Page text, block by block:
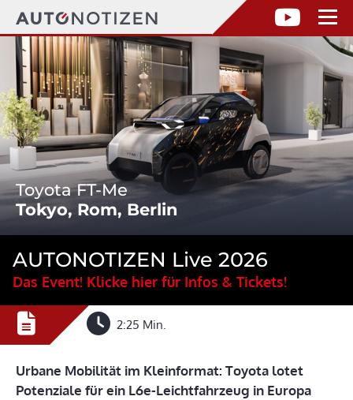
Toyota FT-Me
Tokyo, Rom, Berlin
AUTONOTIZEN Live 2026
Das Event! Klicke hier für Infos & Tickets!
2:25 Min.
Urbane Mobilität im Kleinformat: Toyota lotet
Potenziale für ein L6e-Leichtfahrzeug in Europa